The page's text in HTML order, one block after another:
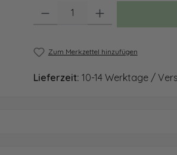
Produkt Anzahl: Gib den
Zum Merkzettel hinzufügen
Lieferzeit: 10-14 Werktage /